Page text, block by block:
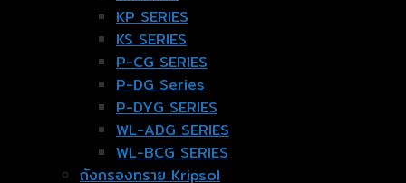
KP SERIES
KS SERIES
P-CG SERIES
P-DG Series
P-DYG SERIES
WL-ADG SERIES
WL-BCG SERIES
ถังกรองทราย Kripsol